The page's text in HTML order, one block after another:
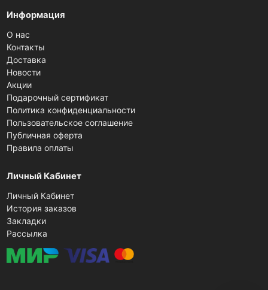
Информация
О нас
Контакты
Доставка
Новости
Акции
Подарочный сертификат
Политика конфиденциальности
Пользовательское соглашение
Публичная оферта
Правила оплаты
Личный Кабинет
Личный Кабинет
История заказов
Закладки
Рассылка